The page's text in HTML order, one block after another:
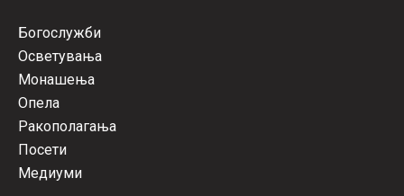
Богослужби
Осветувања
Монашења
Опела
Ракополагања
Посети
Медиуми